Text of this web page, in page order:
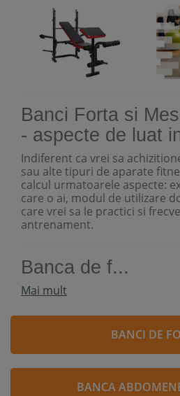
Banci Forta si
- aspecte de luat
Indiferent ca vrei sa
sau alte tipuri de aparate
calcul urmatoarele aspecte:
care o ai, modul de utilizare
care vrei sa le practici si
antrenament.
Banca de f...
Mai mult
BANCI DE
BANCA